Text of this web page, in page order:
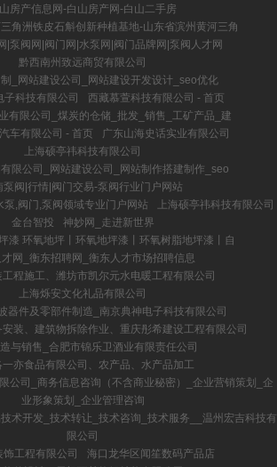
房产信息网-白山房产网-白山二手房
角洲铁皮石斛创新种植基地-山东省滨州黄河三角
|泵阀网|阀门网|水泵网|阀门品牌网|泵阀人才网
黔西南州致远商贸有限公司
_网站建设公司_网站建设开发设计_seo优化
子科技有限公司
西藏慕萱科技有限公司 - 首页
有限公司_煤炭的仓储_批发_销售_工矿产品_建
车有限公司 - 首页
广东山海史话实业有限公司
上海硕亭祎科技有限公司
限公司_网站建设公司_网站制作搭建制作_seo
泵阀|行情|阀门交易-泵阀行业门户网站
泵,阀门,泵阀领域专业门户网站
上海硕亭祎科技有限公司
金台智投
神妙网_走进新世界
漆 环氧地坪丨环氧地坪漆丨环氧树脂地坪漆丨自
网_衡东招聘网_衡东人才市场招聘信息
程施工、潍坊市凯尔元水电暖工程有限公司
上海烁安文化礼品有限公司
器件及零部件制造_南京典神电子科技有限公司
装、建筑物拆除作业、重庆彤希建设工程有限公司
与销售_合肥市锦乐卫酒业有限责任公司
一亦食品有限公司、农产品、水产品加工
公司_商务信息咨询（不含商业秘密）_企业营销策划_企
业形象策划_企业管理咨询
术开发_技术转让_技术咨询_技术服务__温州宏吉科技有
限公司
工程有限公司
海口龙华区闻笙数码产品店